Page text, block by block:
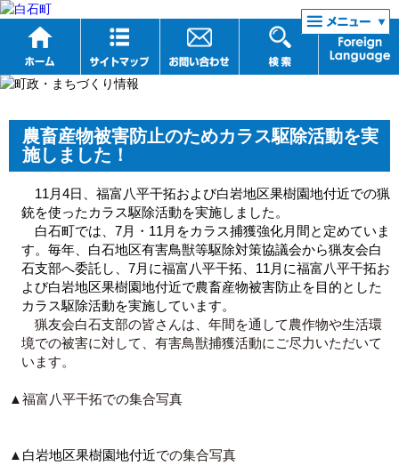
リンク集
農畜産物被害防止のためカラス駆除活動を実
施しました！
11 月4日、福富八平干拓および白岩地区果樹園地付近での猟
銃を使ったカラス駆除活動を実施しました。
白石町では、7月・11月をカラス捕獲強化月間と定めていま
す。毎年、白石地区有害鳥獣等駆除対策協議会から猟友会白
石支部へ委託し、7月に福富八平干拓、11月に福富八平干拓お
よび白岩地区果樹園地付近で農畜産物被害防止を目的とした
カラス駆除活動を実施しています。
猟友会白石支部の皆さんは、年間を通して農作物や生活環
境での被害に対して、有害鳥獣捕獲活動にご尽力いただいて
います。
▲福富八平干拓での集合写真
▲ 白岩地区果樹園地付近での集合写真